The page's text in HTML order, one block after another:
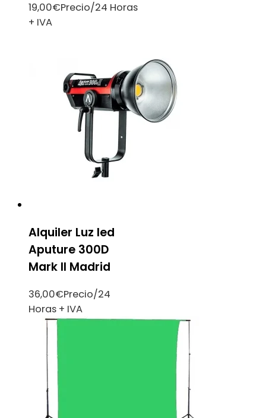
19,00€Precio/24 Horas
+ IVA
Alquiler Luz led
Aputure 300D
Mark II Madrid
36,00€Precio/24
Horas + IVA